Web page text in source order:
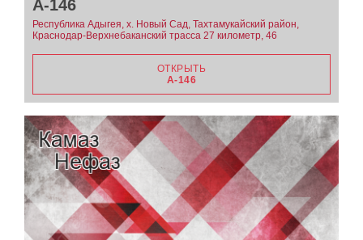
А-146
Республика Адыгея, х. Новый Сад, Тахтамукайский район,
Краснодар-Верхнебаканский трасса 27 километр, 46
ОТКРЫТЬ
А-146